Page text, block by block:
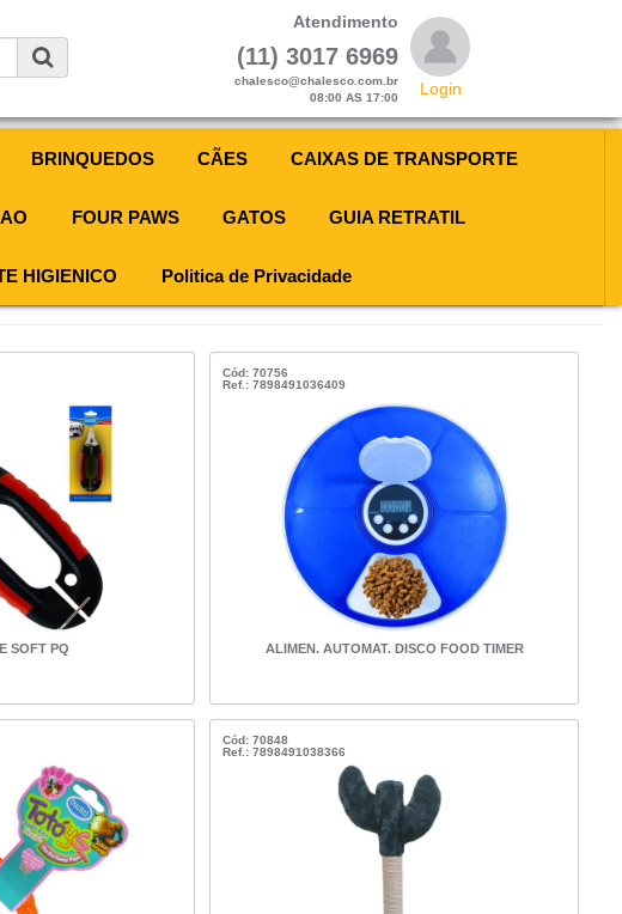
Atendimento
(11) 3017 6969
chalesco@chalesco.com.br
08:00 AS 17:00
Login
BRINQUEDOS CÃES CAIXAS DE TRANSPORTE
FOUR PAWS GATOS GUIA RETRATIL
HIGIENICO Politica de Privacidade
SOFT PQ
Cód: 70756
Ref.: 7898491036409
ALIMEN. AUTOMAT. DISCO FOOD TIMER
Cód: 70848
Ref.: 7898491038366